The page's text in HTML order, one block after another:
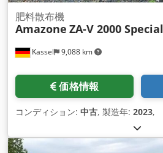
Kassel 9,088 km
肥料散布機
Amazone ZA-V 2000 Special
価格情報
コンディション: 中古, 製造年: 2023,